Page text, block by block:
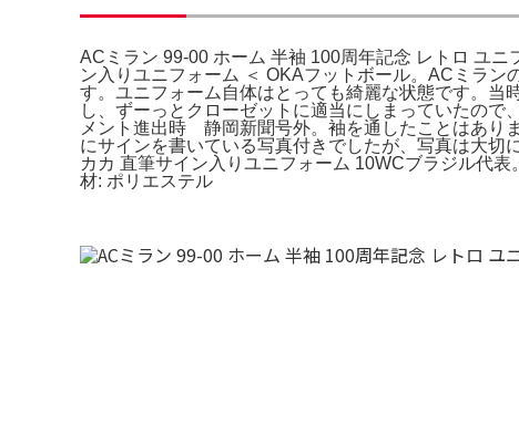
ACミラン 99-00 ホーム 半袖 100周年記念 レトロ ユ
ン入りユニフォーム ＜ OKAフットボール。ACミラ
す。ユニフォーム自体はとっても綺麗な状態です。当
し、ずーっとクローゼットに適当にしまっていたの
メント進出時 静岡新聞号外。袖を通したことはあり
にサインを書いている写真付きでしたが、写真は大
カカ 直筆サイン入りユニフォーム 10WCブラジル代
材: ポリエステル